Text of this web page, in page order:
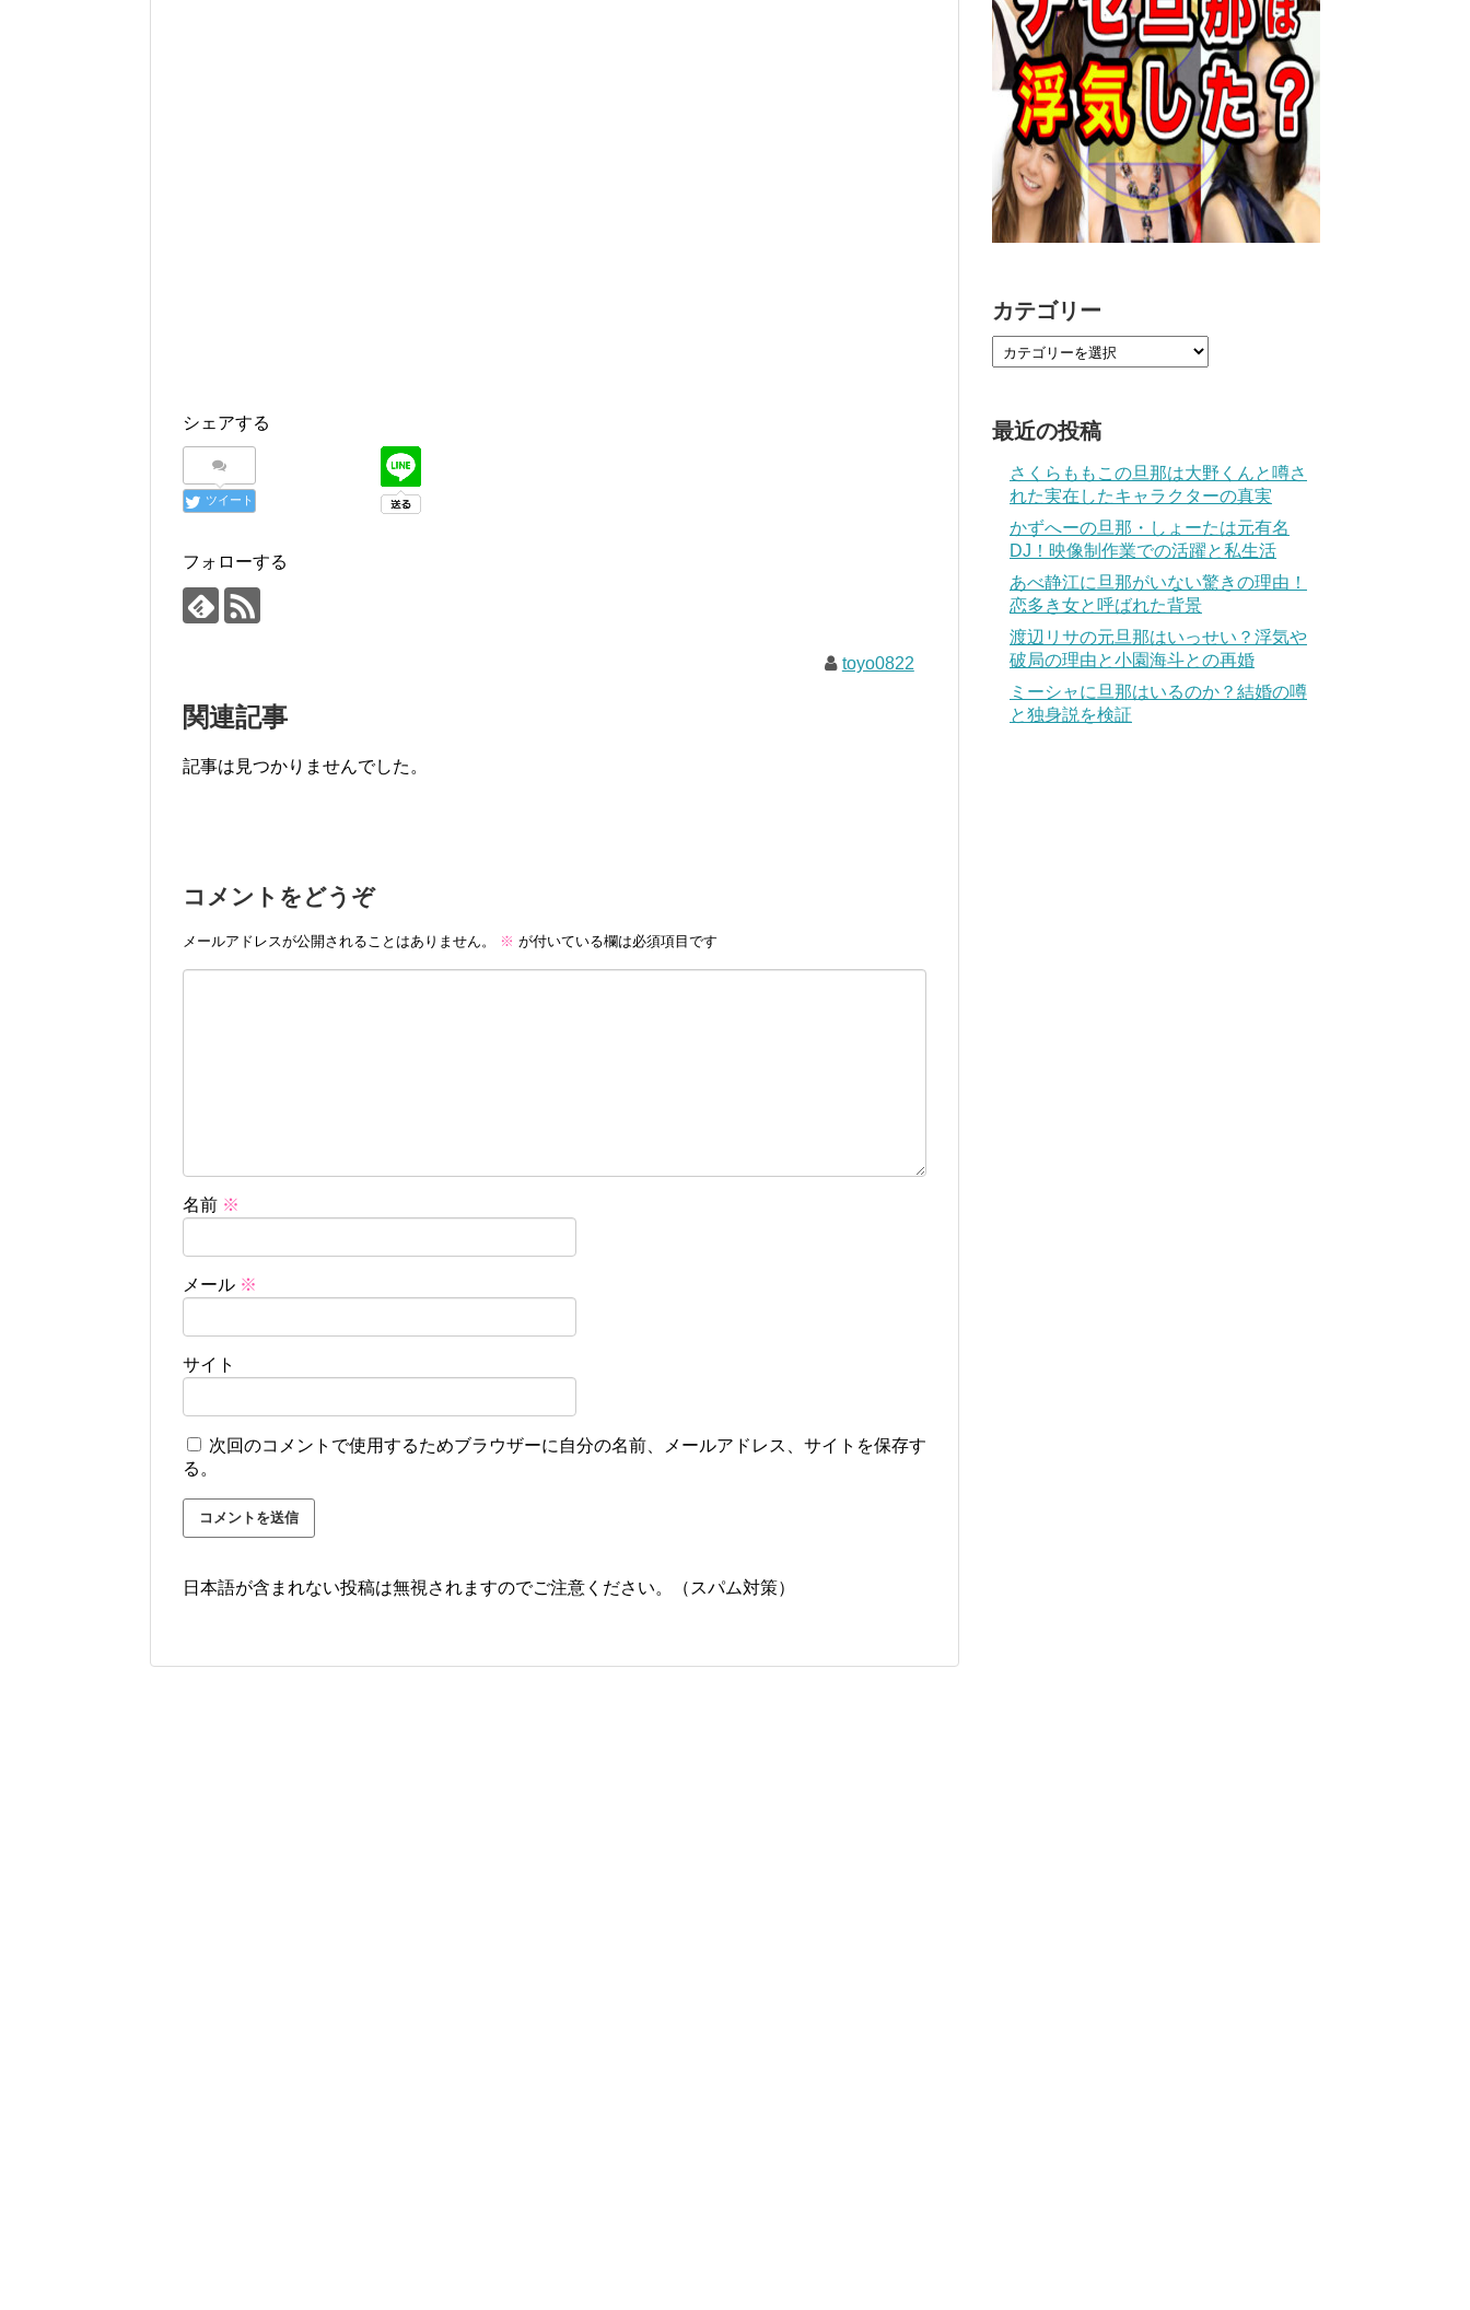
シェアする
ツイート
フォローする
toyo0822
関連記事
記事は見つかりませんでした。
コメントをどうぞ
メールアドレスが公開されることはありません。 ※ が付いている欄は必須項目です
名前 ※
メール ※
サイト
次回のコメントで使用するためブラウザーに自分の名前、メールアドレス、サイトを保存す
る。
日本語が含まれない投稿は無視されますのでご注意ください。（スパム対策）
カテゴリー
最近の投稿
さくらももこの旦那は大野くんと噂さ
れた実在したキャラクターの真実
かずへーの旦那・しょーたは元有名
DJ！映像制作業での活躍と私生活
あべ静江に旦那がいない驚きの理由！
恋多き女と呼ばれた背景
渡辺リサの元旦那はいっせい？浮気や
破局の理由と小園海斗との再婚
ミーシャに旦那はいるのか？結婚の噂
と独身説を検証